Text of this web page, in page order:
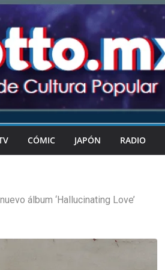
CÓMIC JAPÓN RADIO
álbum ‘Hallucinating Love’